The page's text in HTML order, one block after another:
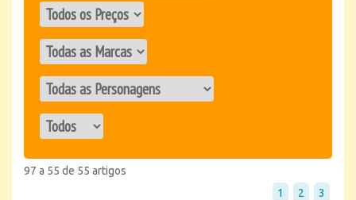
97 a 55 de 55 artigos
1
2 3